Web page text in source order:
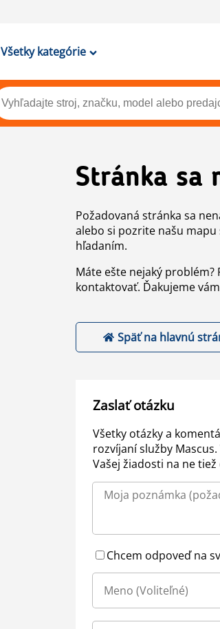
Všetky kategórie
Stránka sa
Požadovaná stránka sa
alebo si pozrite našu
hľadaním.
Máte ešte nejaký
kontaktovať. Ďakujeme
Späť na hlavnú
Zaslať otázku
Všetky otázky a
rozvíjaní služby
Vašej žiadosti na ne
Chcem odpoveď na